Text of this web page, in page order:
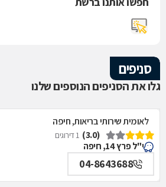
סניפים
גלו את הסניפים הנוספים שלנו
לאומית שירותי בריאות, חיפה
(3.0)
1 דירוגים
י"ל פרץ 14, חיפה
04-8643688